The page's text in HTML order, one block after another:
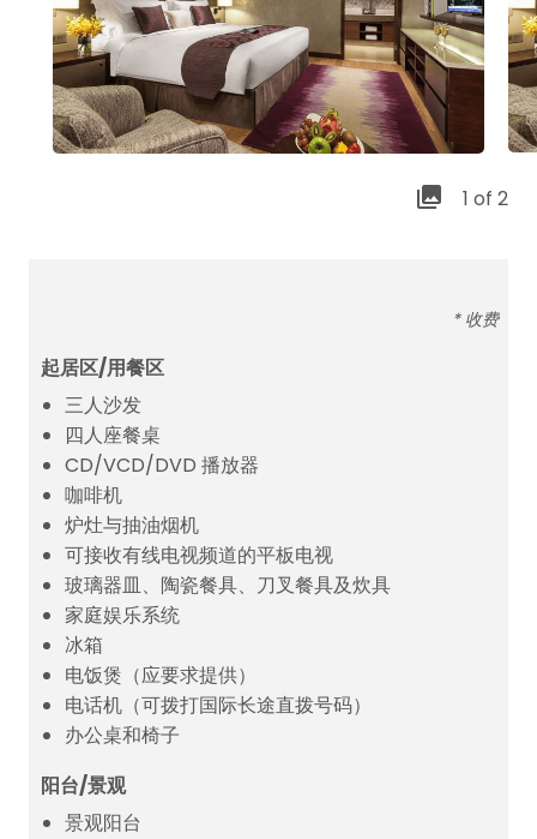
1 of 2
* 收费
起居区/用餐区
三人沙发
四人座餐桌
CD/VCD/DVD 播放器
咖啡机
炉灶与抽油烟机
可接收有线电视频道的平板电视
玻璃器皿、陶瓷餐具、刀叉餐具及炊具
家庭娱乐系统
冰箱
电饭煲（应要求提供）
电话机（可拨打国际长途直拨号码）
办公桌和椅子
阳台/景观
景观阳台